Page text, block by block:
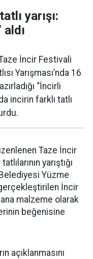
yarışı:
İncir Festivali
Yarışması’nda 16
“İncirli
incirin farklı tatlı
Taze İncir
yarıştığı
Yüzme
İncir
ana malzeme olarak
beğenisine
açıklanmasını